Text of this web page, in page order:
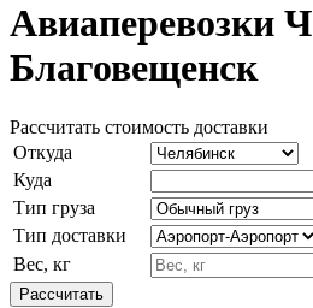
Авиаперевозки
Благовещенск
Рассчитать стоимость доставки
Откуда
Куда
Тип груза
Тип доставки
Вес, кг
Рассчитать